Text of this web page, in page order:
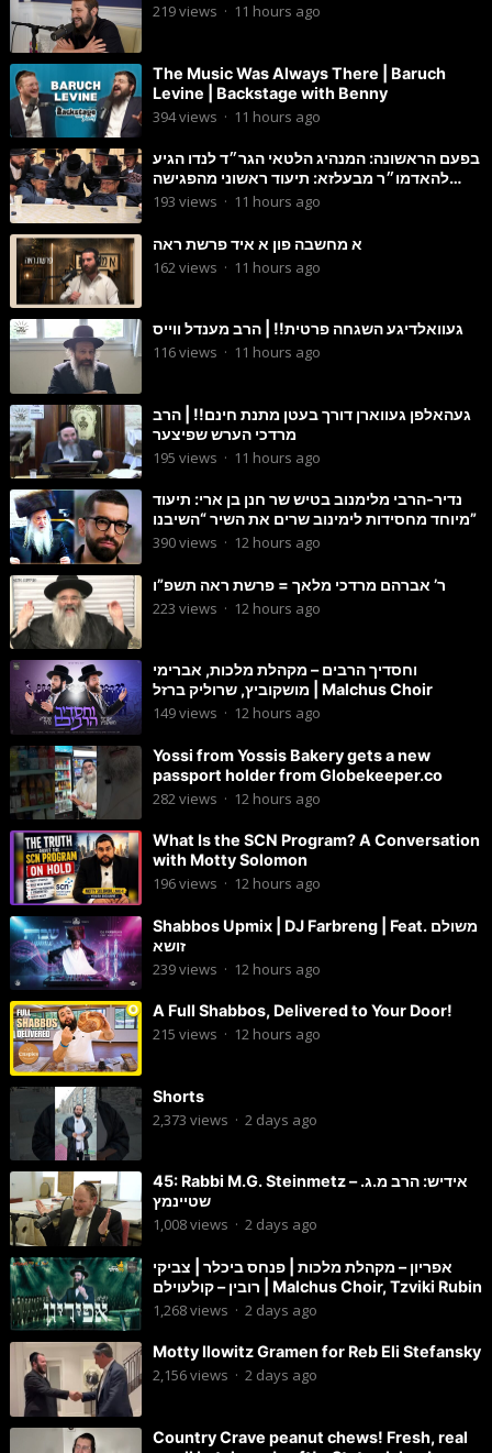
219views · 11 hours ago
The Music Was Always There | Baruch
Levine | Backstage with Benny
394views · 11 hours ago
בפעם הראשונה: המנהיג הלטאי הגר״ד לנדו הגיע
להאדמו״ר מבעלזא: תיעוד ראשוני מהפגישה
הנדירה
193 views · 11 hours ago
א מחשבה פון א איד פרשת ראה
162 views · 11 hours ago
געוואלדיגע השגחה פרטית!! | הרב מענדל ווייס
116views · 11 hours ago
געהאלפן געווארן דורך בעטן מתנת חינם!! | הרב
מרדכי הערש שפיצער
195 views · 11 hours ago
נדיר-הרבי מלימנוב בטיש שר חנן בן ארי: תיעוד
מיוחד מחסידות לימינוב שרים את השיר “השיבנו”
390views · 12 hours ago
ר’ אברהם מרדכי מלאך = פרשת ראה תשפ”ו
223 views · 12 hours ago
וחסדיך הרבים – מקהלת מלכות, אברימי
מושקוביץ, שרוליק ברזל | Malchus Choir
149views · 12 hours ago
Yossi from Yossis Bakery gets a new
passport holder from Globekeeper.co
282 views · 12 hours ago
What Is the SCN Program? A Conversation
with Motty Solomon
196views · 12 hours ago
Shabbos Upmix | DJ Farbreng | Feat. משולם
זושא
239views · 12 hours ago
A Full Shabbos, Delivered to Your Door!
215 views · 12 hours ago
Shorts
2,373 views · 2 days ago
45: Rabbi M.G. Steinmetz – אידיש: הרב מ.ג.
שטיינמץ
1,008views · 2 days ago
אפריון – מקהלת מלכות | פנחס ביכלר | צביקי
רובין – קולעוילם | Malchus Choir, Tzviki Rubin
1,268views · 2 days ago
Motty Ilowitz Gramen for Reb Eli Stefansky
2,156views · 2 days ago
Country Crave peanut chews! Fresh, real